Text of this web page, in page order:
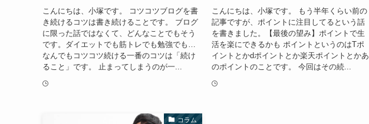
こんにちは、小塚です。 コツコツブログを書
き続けるコツは書き続けることです。 ブログ
に限った話ではなくて、どんなことでもそう
です。ダイエットでも筋トレでも勉強でも…
なんでもコツコツ続ける一番のコツは「続け
ること」です。 止まってしまうのが一...
こんにちは、小塚です。 もう半年くらい前の
記事ですが、ポイントに注目してるという話
を書きました。【最後の望み】ポイントで生
活を楽にできるかも ポイントというのはTポ
イントとかdポイントとか楽天ポイントとかあ
のポイントのことです。 今回はその続...
コラム